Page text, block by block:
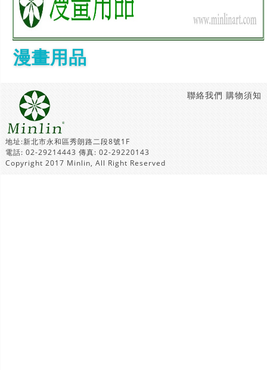
漫畫用品
購物須知
聯絡我們
地址:新北市永和區秀朗路二段8號1F
電話: 02-29214443 傳真: 02-29220143
Copyright 2017 Minlin, All Right Reserved